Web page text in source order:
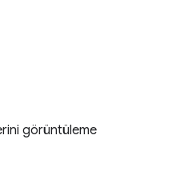
görüntüleme